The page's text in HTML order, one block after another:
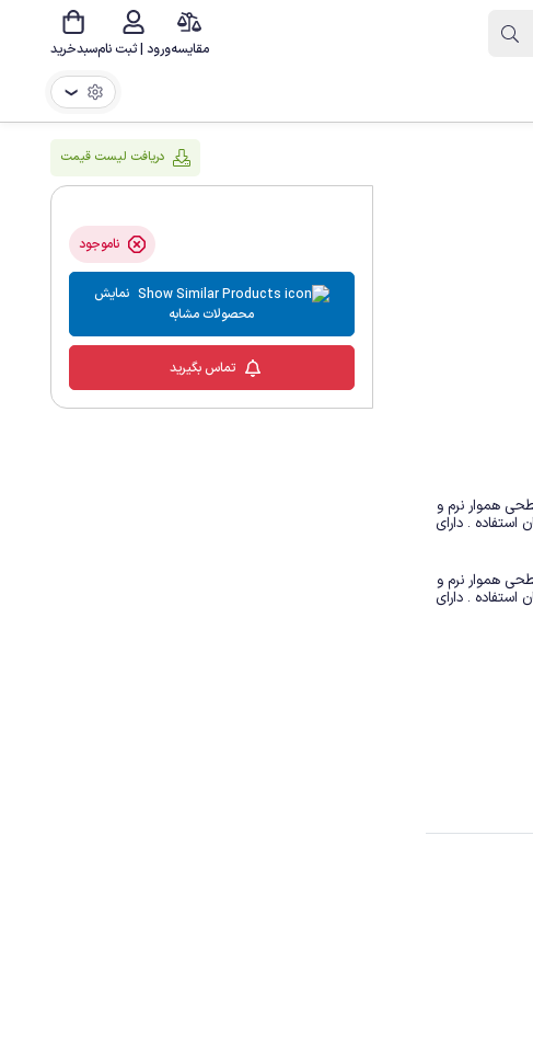
سبدخریدورود | ثبت ناممقایسه
❯
دریافت لیست قیمت
ناموجود
نمایش
محصولات مشابه
تماس بگیرید